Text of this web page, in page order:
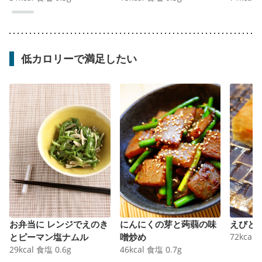
低カロリーで満足したい
お弁当に レンジでえのき
とピーマン塩ナムル
29kcal 食塩 0.6g
にんにくの芽と蒟蒻の味
噌炒め
46kcal 食塩 0.7g
えびと
72kcal